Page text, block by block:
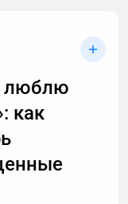
люблю
как